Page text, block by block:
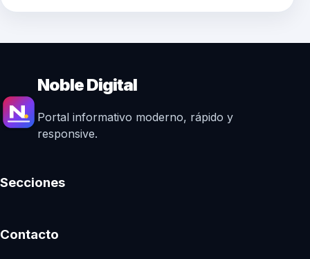
Noble Digital
Portal informativo moderno, rápido y
responsive.
Secciones
Contacto